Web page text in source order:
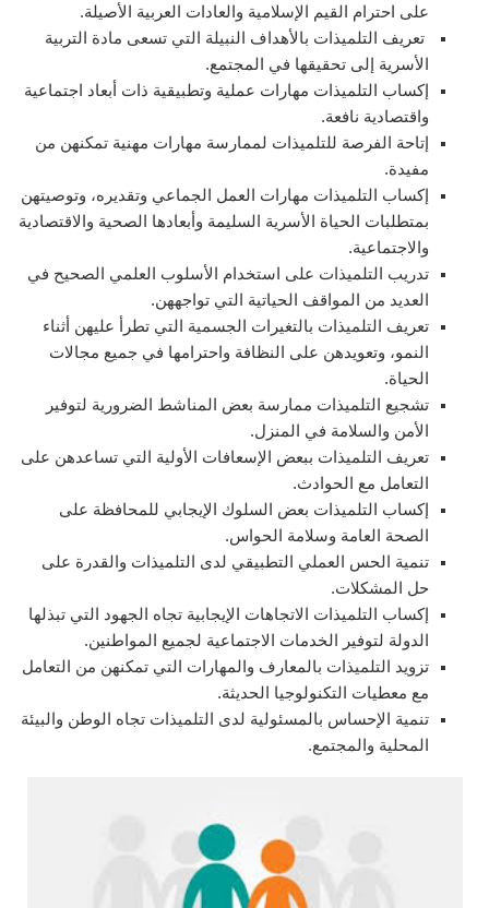
على احترام القيم الإسلامية والعادات العربية الأصيلة.
تعريف التلميذات بالأهداف النبيلة التي تسعى مادة التربية
الأسرية إلى تحقيقها في المجتمع.
إكساب التلميذات مهارات عملية وتطبيقية ذات أبعاد اجتماعية
واقتصادية نافعة.
إتاحة الفرصة للتلميذات لممارسة مهارات مهنية تمكنهن من
مفيدة.
إكساب التلميذات مهارات العمل الجماعي وتقديره، وتوصيتهن
بمتطلبات الحياة الأسرية السليمة وأبعادها الصحية والاقتصادية
والاجتماعية.
تدريب التلميذات على استخدام الأسلوب العلمي الصحيح في
العديد من المواقف الحياتية التي تواجههن.
تعريف التلميذات بالتغيرات الجسمية التي تطرأ عليهن أثناء
النمو، وتعويدهن على النظافة واحترامها في جميع مجالات
الحياة.
تشجيع التلميذات ممارسة بعض المناشط الضرورية لتوفير
الأمن والسلامة في المنزل.
تعريف التلميذات ببعض الإسعافات الأولية التي تساعدهن على
التعامل مع الحوادث.
إكساب التلميذات بعض السلوك الإيجابي للمحافظة على
الصحة العامة وسلامة الحواس.
تنمية الحس العملي التطبيقي لدى التلميذات والقدرة على
حل المشكلات.
إكساب التلميذات الاتجاهات الإيجابية تجاه الجهود التي تبذلها
الدولة لتوفير الخدمات الاجتماعية لجميع المواطنين.
تزويد التلميذات بالمعارف والمهارات التي تمكنهن من التعامل
مع معطيات التكنولوجيا الحديثة.
تنمية الإحساس بالمسئولية لدى التلميذات تجاه الوطن والبيئة
المحلية والمجتمع.